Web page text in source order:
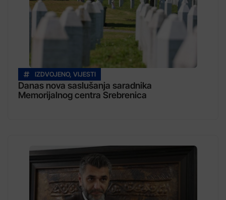
IZDVOJENO, VIJESTI
Danas nova saslušanja saradnika
Memorijalnog centra Srebrenica